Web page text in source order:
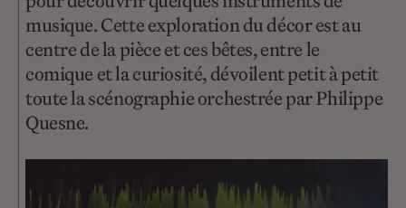
musique. Cette exploration du décor est au
centre de la pièce et ces bêtes, entre le
comique et la curiosité, dévoilent petit à petit
toute la scénographie orchestrée par Philippe
Quesne.